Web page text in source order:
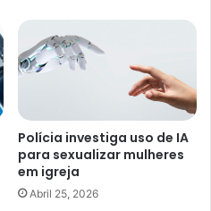
Polícia investiga uso de IA
para sexualizar mulheres
em igreja
Abril 25, 2026